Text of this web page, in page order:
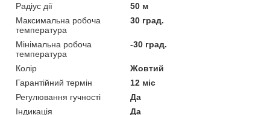
Радіус дії
50 м
Максимальна робоча
температура
30 град.
Мінімальна робоча
температура
-30 град.
Колір
Жовтий
Гарантійний термін
12 міс
Регулювання гучності
Да
Індикація
Да